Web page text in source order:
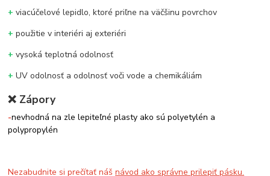
+ viacúčelové lepidlo, ktoré priľne na väčšinu povrchov
+ použitie v interiéri aj exteriéri
+ vysoká teplotná odolnosť
+ UV odolnosť a odolnosť voči vode a chemikáliám
❌ Zápory
-nevhodná na zle lepiteľné plasty ako sú polyetylén a
polypropylén
Nezabudnite si prečítať nášnávod ako správne prilepiť pásku.